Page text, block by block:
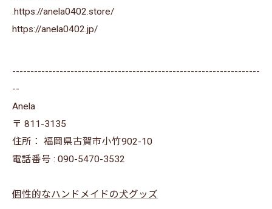
.https://anela0402.store/
https://anela0402.jp/
--------------------------------------------------------------------
--
Anela
〒 811-3135
住所： 福岡県古賀市小竹902-10
電話番号 : 090-5470-3532
個性的なハンドメイドの犬グッズ